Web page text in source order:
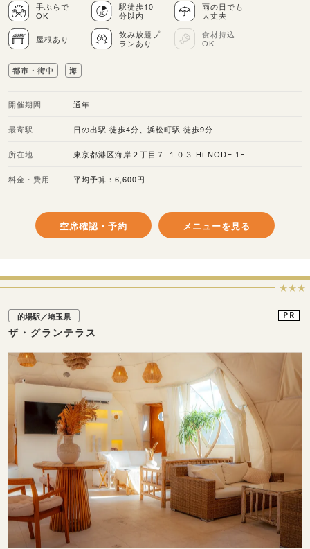
手ぶらで
OK
駅徒歩10
分以内
雨の日でも
大丈夫
屋根あり
飲み放題プ
ランあり
食材持込
OK
都市・街中 海
開催期間 通年
最寄駅 日の出駅 徒歩4分、浜松町駅 徒歩9分
所在地 東京都港区海岸２丁目７-１０３ Hi-NODE 1F
料金・費用 平均予算：6,600円
空席確認・予約 メニューを見る
★★★
的場駅／埼玉県
ザ・グランテラス
PR